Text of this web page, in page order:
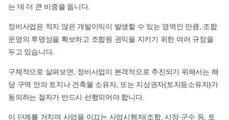
는 데 더 큰 비중을 둡니다.
정비사업은 적지 않은 개발이익이 발생할 수 있는 영역인 만큼, 조합
운영의 투명성을 확보하고 조합원 권익을 지키기 위한 여러 규정을
두고 있습니다.
구체적으로 살펴보면, 정비사업이 본격적으로 추진되기 위해서는 해
당 구역 안의 토지나 건축물 소유자, 또는 지상권자(토지등소유자)가
동의하는 절차가 반드시 선행되어야 합니다.
이 단계를 거치며 사업을 이끄는 사업시행자(조합, 시장·군수 등, 토